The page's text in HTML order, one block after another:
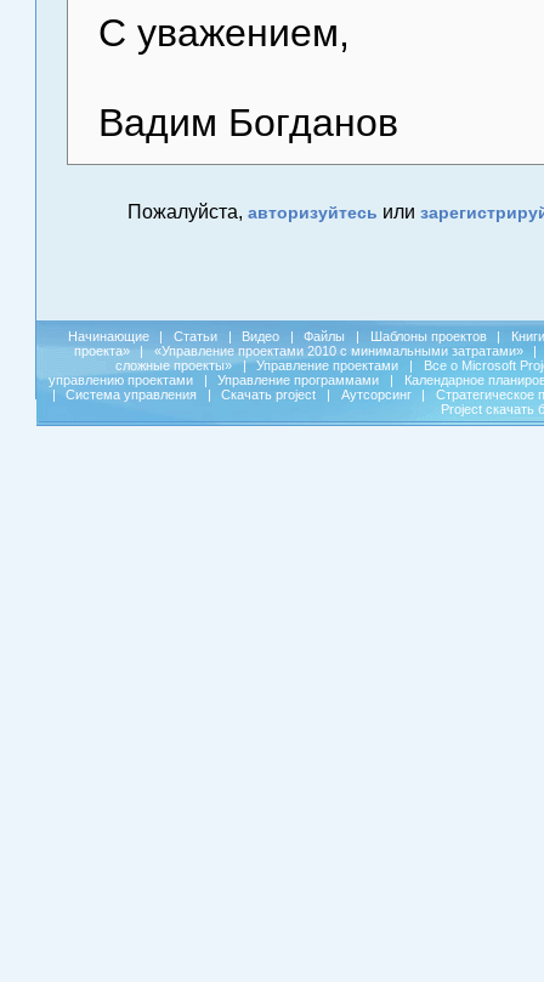
С уважением,
Вадим Богданов
Пожалуйста, авторизуйтесь или
Начинающие | Статьи | Видео | Файлы | Шаблоны проектов |
Книги
проекта»
| «Управление проектами 2010 с минимальными затратами»
|
сложные проекты»
| Управление проектами |
Все о Microsoft
управлению проектами
| Управление программами |
Календарное
|
Система управления | Скачать project | Аутсорсинг |
Стратегическое
Project скачать